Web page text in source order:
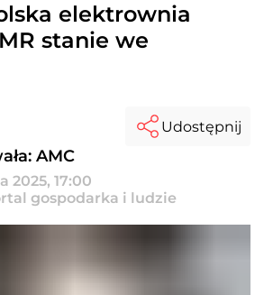
elektrownia
stanie we
AMC
2025, 17:00
gospodarka i ludzie
Udostępnij